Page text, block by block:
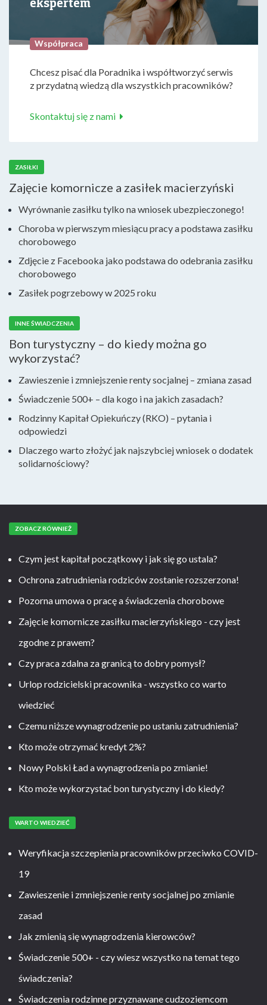
Współpraca
Chcesz pisać dla Poradnika i współtworzyć serwis
z przydatną wiedzą dla wszystkich pracowników?
Skontaktuj się z nami
ZASIŁKI
Zajęcie komornicze a zasiłek macierzyński
Wyrównanie zasiłku tylko na wniosek ubezpieczonego!
Choroba w pierwszym miesiącu pracy a podstawa zasiłku
chorobowego
Zdjęcie z Facebooka jako podstawa do odebrania zasiłku
chorobowego
Zasiłek pogrzebowy w 2025 roku
INNE ŚWIADCZENIA
Bon turystyczny – do kiedy można go
wykorzystać?
Zawieszenie i zmniejszenie renty socjalnej – zmiana zasad
Świadczenie 500+ – dla kogo i na jakich zasadach?
Rodzinny Kapitał Opiekuńczy (RKO) – pytania i
odpowiedzi
Dlaczego warto złożyć jak najszybciej wniosek o dodatek
solidarnościowy?
ZOBACZ RÓWNIEŻ
Czym jest kapitał początkowy i jak się go ustala?
Ochrona zatrudnienia rodziców zostanie rozszerzona!
Pozorna umowa o pracę a świadczenia chorobowe
Zajęcie komornicze zasiłku macierzyńskiego - czy jest
zgodne z prawem?
Czy praca zdalna za granicą to dobry pomysł?
Urlop rodzicielski pracownika - wszystko co warto
wiedzieć
Czemu niższe wynagrodzenie po ustaniu zatrudnienia?
Kto może otrzymać kredyt 2%?
Nowy Polski Ład a wynagrodzenia po zmianie!
Kto może wykorzystać bon turystyczny i do kiedy?
WARTO WIEDZIEĆ
Weryfikacja szczepienia pracowników przeciwko COVID-
19
Zawieszenie i zmniejszenie renty socjalnej po zmianie
zasad
Jak zmienią się wynagrodzenia kierowców?
Świadczenie 500+ - czy wiesz wszystko na temat tego
świadczenia?
Świadczenia rodzinne przyznawane cudzoziemcom